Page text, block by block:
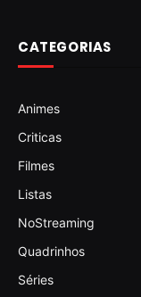
CATEGORIAS
Animes
Criticas
Filmes
Listas
NoStreaming
Quadrinhos
Séries